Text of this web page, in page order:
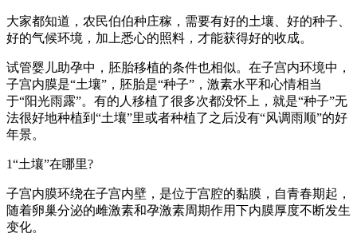
大家都知道，农民伯伯种庄稼，需要有好的土壤、好的种子、
好的气候环境，加上悉心的照料，才能获得好的收成。
试管婴儿助孕中，胚胎移植的条件也相似。在子宫内环境中，
子宫内膜是“土壤”，胚胎是“种子”，激素水平和心情相当
于“阳光雨露”。有的人移植了很多次都没怀上，就是“种子”无
法很好地种植到“土壤”里或者种植了之后没有“风调雨顺”的好
年景。
1“土壤”在哪里?
子宫内膜环绕在子宫内壁，是位于宫腔的黏膜，自青春期起，
随着卵巢分泌的雌激素和孕激素周期作用下内膜厚度不断发生
变化。